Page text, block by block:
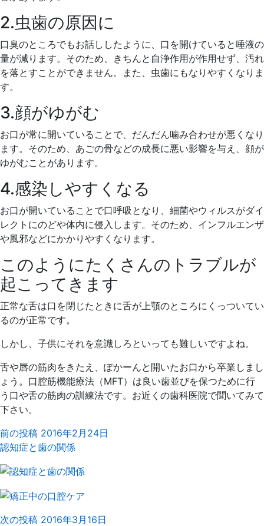
2.虫歯の原因に
口臭のところでもお話ししたように、口を開けていると唾液の
量が減ります。そのため、きちんと自浄作用が作用せず、汚れ
を落とすことができません。また、虫歯にもなりやすくなりま
す。
3.顔がゆがむ
お口が常に開いていることで、だんだん噛み合わせが悪くなり
ます。そのため、あごの骨などの成長に悪い影響を与え、顔が
ゆがむことがあります。
4.感染しやすくなる
お口が開いていることで口呼吸となり、細菌やウィルスがダイ
レクトにのどや体内に侵入します。そのため、インフルエンザ
や風邪などにかかりやすくなります。
このようにたくさんのトラブルが
起こってきます
正常な舌は口を閉じたときに舌が上顎のところにくっついてい
るのが正常です。
しかし、子供にそれを意識しろといっても難しいですよね。
舌や唇の筋肉をきたえ、ぽかーんと開いたお口から卒業しまし
ょう。口腔筋機能療法（MFT）は良い歯並びを保つために行
う口や舌の筋肉の訓練法です。お近くの歯科医院で聞いてみて
下さい。
前の投稿 2016年2月24日
認知症と歯の関係
次の投稿 2016年3月16日